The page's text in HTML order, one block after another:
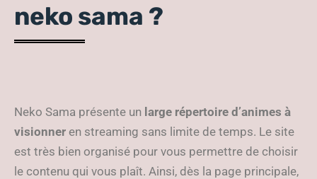
neko sama ?
Neko Sama présente un large répertoire d’animes à
visionner en streaming sans limite de temps. Le site
est très bien organisé pour vous permettre de choisir
le contenu qui vous plaît. Ainsi, dès la page principale,